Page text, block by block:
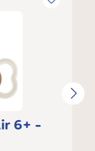
6+ -